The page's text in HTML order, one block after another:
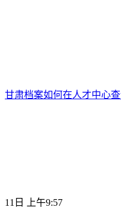
甘肃档案如何在人才中心查
11日 上午9:57